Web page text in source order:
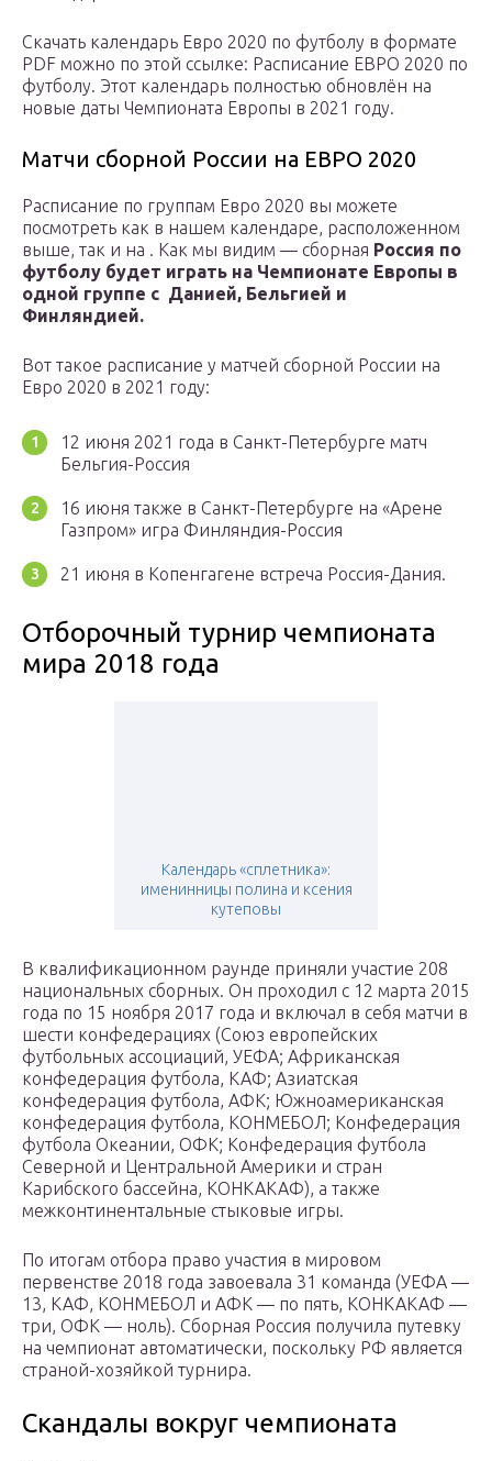
Скачать календарь Евро 2020 по футболу в формате
PDF можно по этой ссылке: Расписание ЕВРО 2020 по
футболу. Этот календарь полностью обновлён на
новые даты Чемпионата Европы в 2021 году.
Матчи сборной России на ЕВРО 2020
Расписание по группам Евро 2020 вы можете
посмотреть как в нашем календаре, расположенном
выше, так и на . Как мы видим — сборная Россия по
футболу будет играть на Чемпионате Европы в
одной группе с Данией, Бельгией и
Финляндией.
Вот такое расписание у матчей сборной России на
Евро 2020 в 2021 году:
12 июня 2021 года в Санкт-Петербурге матч
Бельгия-Россия
16 июня также в Санкт-Петербурге на «Арене
Газпром» игра Финляндия-Россия
21 июня в Копенгагене встреча Россия-Дания.
Отборочный турнир чемпионата
мира 2018 года
Календарь «сплетника»:
именинницы полина и ксения
кутеповы
В квалификационном раунде приняли участие 208
национальных сборных. Он проходил с 12 марта 2015
года по 15 ноября 2017 года и включал в себя матчи в
шести конфедерациях (Союз европейских
футбольных ассоциаций, УЕФА; Африканская
конфедерация футбола, КАФ; Азиатская
конфедерация футбола, АФК; Южноамериканская
конфедерация футбола, КОНМЕБОЛ; Конфедерация
футбола Океании, ОФК; Конфедерация футбола
Северной и Центральной Америки и стран
Карибского бассейна, КОНКАКАФ), а также
межконтинентальные стыковые игры.
По итогам отбора право участия в мировом
первенстве 2018 года завоевала 31 команда (УЕФА —
13, КАФ, КОНМЕБОЛ и АФК — по пять, КОНКАКАФ —
три, ОФК — ноль). Сборная Россия получила путевку
на чемпионат автоматически, поскольку РФ является
страной-хозяйкой турнира.
Скандалы вокруг чемпионата